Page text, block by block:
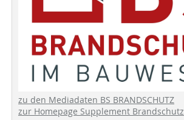
zu den Mediadaten BS BRANDSCHUTZ
zur Homepage Supplement Brandschutz